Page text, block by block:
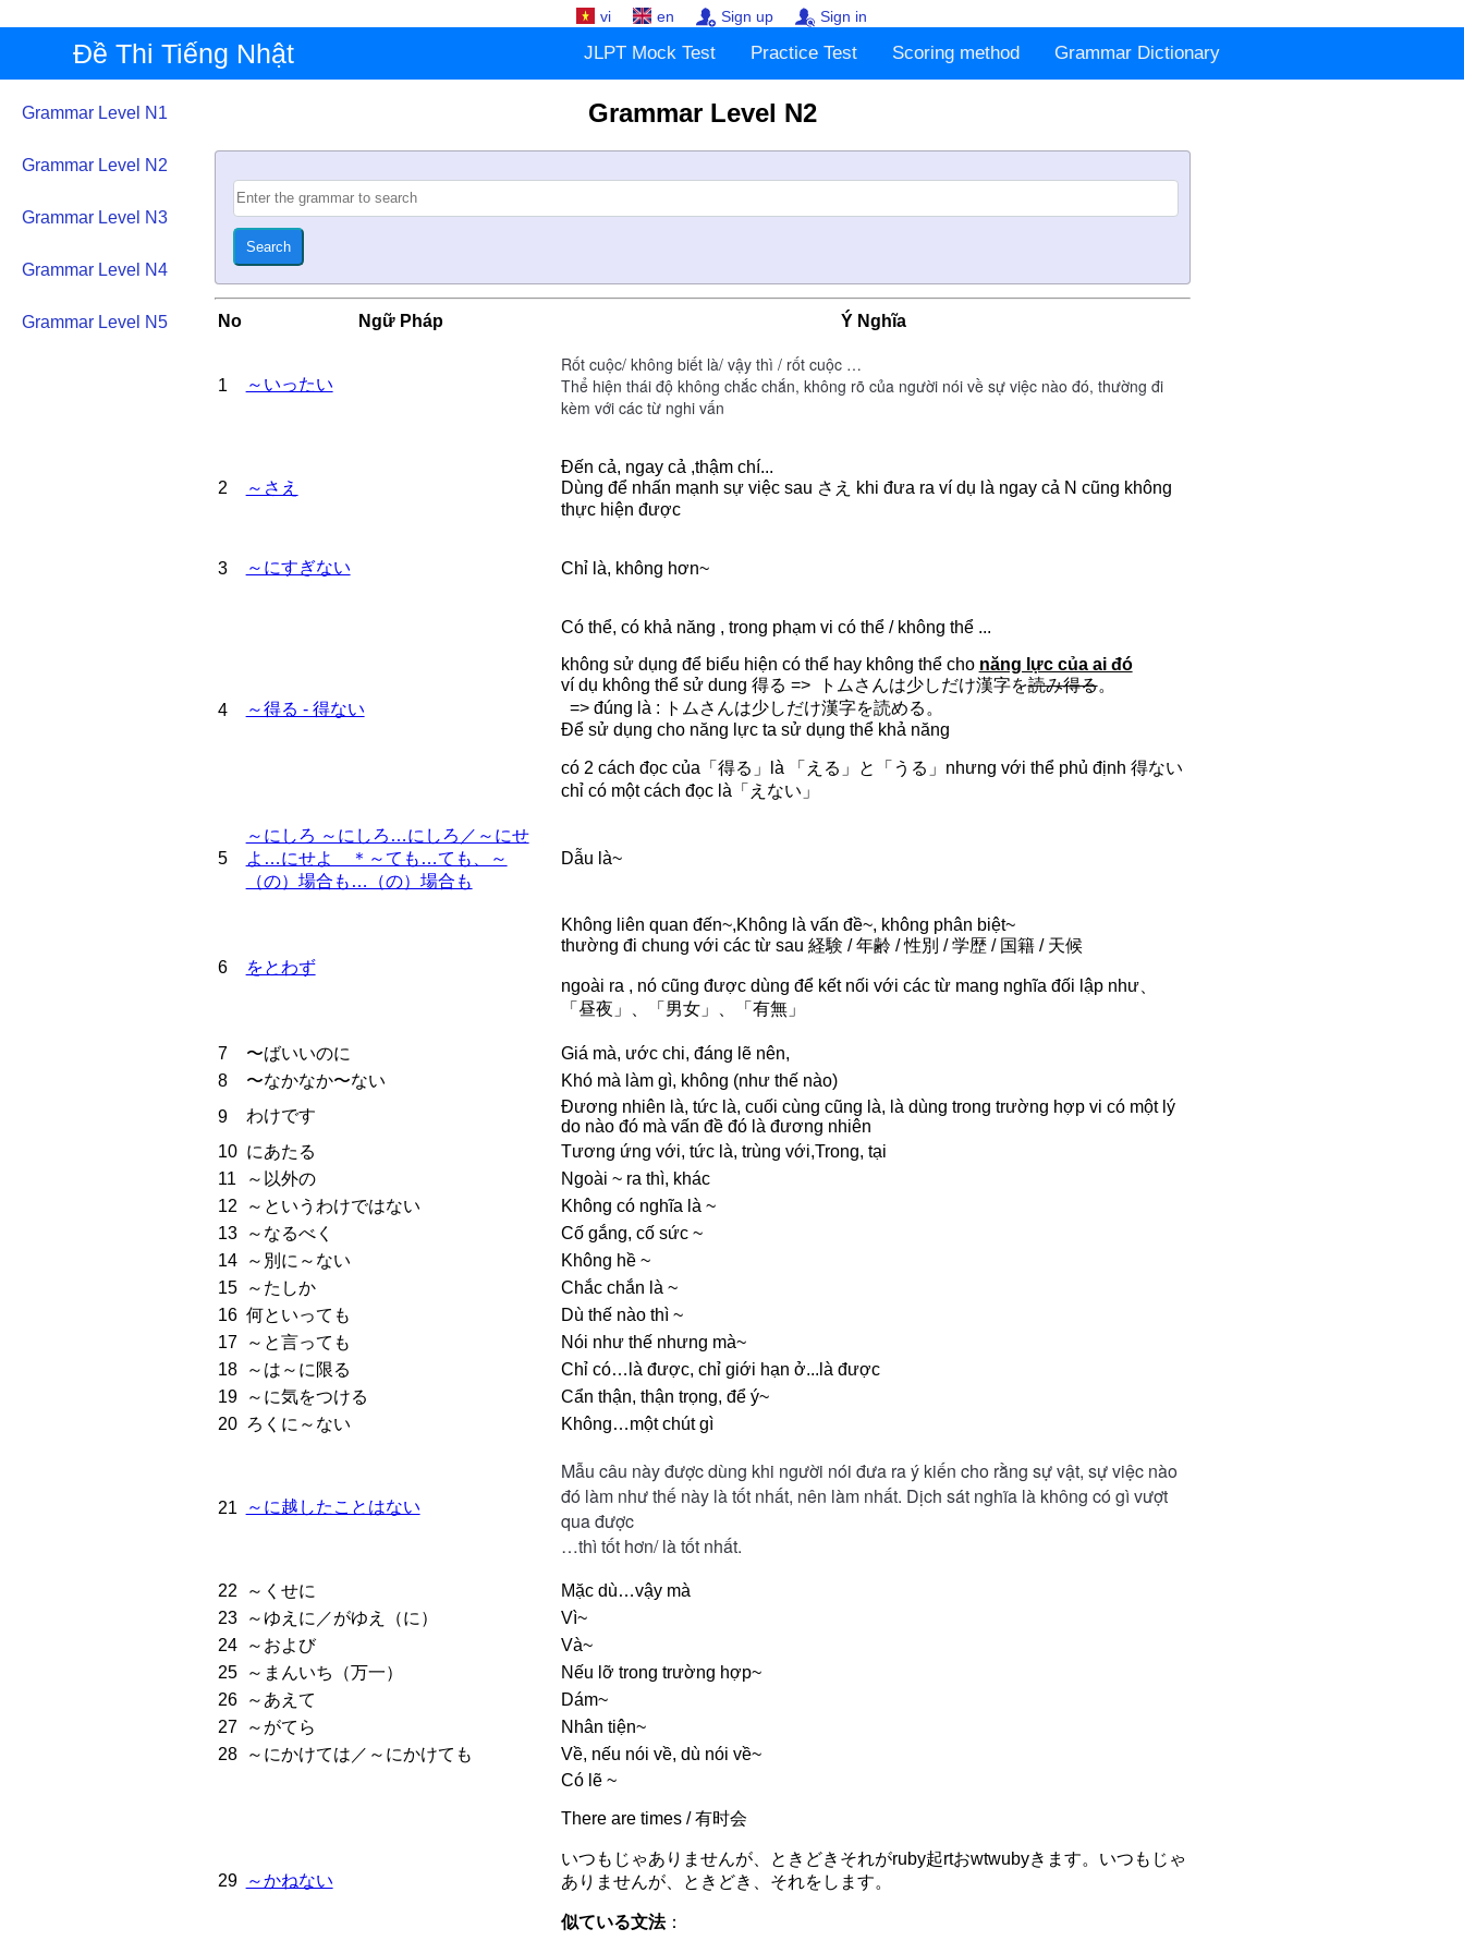
vi en Sign up Sign in
Đề Thi Tiếng Nhật JLPT Mock Test Practice Test Scoring method Grammar Dictionary
Grammar Level N1
Grammar Level N2
Grammar Level N3
Grammar Level N4
Grammar Level N5
Grammar Level N2
No Ngữ Pháp Ý Nghĩa
1 ～いったい
Rốt cuộc/ không biết là/ vậy thì / rốt cuộc …
Thể hiện thái độ không chắc chắn, không rõ của người nói về sự việc nào đó, thường đi
kèm với các từ nghi vấn
2 ～さえ
Đến cả, ngay cả ,thậm chí...
Dùng để nhấn mạnh sự việc sau さえ khi đưa ra ví dụ là ngay cả N cũng không
thực hiện được
3 ～にすぎない Chỉ là, không hơn~
4 ～得る - 得ない
Có thể, có khả năng , trong phạm vi có thể / không thể ...
không sử dụng để biểu hiện có thể hay không thể cho năng lực của ai đó
ví dụ không thể sử dung 得る => トムさんは少しだけ漢字を読み得る。
=> đúng là : トムさんは少しだけ漢字を読める。
Để sử dụng cho năng lực ta sử dụng thể khả năng
có 2 cách đọc của「得る」là 「える」と「うる」nhưng với thể phủ định 得ない
chỉ có một cách đọc là「えない」
5
～にしろ ～にしろ…にしろ／～にせ
よ…にせよ ＊～ても…ても、～
（の）場合も…（の）場合も
Dẫu là~
6 をとわず
Không liên quan đến~,Không là vấn đề~, không phân biệt~
thường đi chung với các từ sau 経験 / 年齢 / 性別 / 学歴 / 国籍 / 天候
ngoài ra , nó cũng được dùng để kết nối với các từ mang nghĩa đối lập như、
「昼夜」、「男女」、「有無」
7 〜ばいいのに
Giá mà, ước chi, đáng lẽ nên,
8
〜なかなか〜ない
Khó mà làm gì, không (như thế nào)
9
わけです
Đương nhiên là, tức là, cuối cùng cũng là, là dùng trong trường hợp vi có một lý
do nào đó mà vấn đề đó là đương nhiên
10 にあたる
Tương ứng với, tức là, trùng với,Trong, tại
11
～以外の
Ngoài ~ ra thì, khác
12
～というわけではない
Không có nghĩa là ~
13
～なるべく
Cố gắng, cố sức ~
14
～別に～ない
Không hề ~
15
～たしか
Chắc chắn là ~
16 何といっても
Dù thế nào thì ~
17
～と言っても
Nói như thế nhưng mà~
18
～は～に限る
Chỉ có…là được, chỉ giới hạn ở...là được
19
～に気をつける
Cẩn thận, thận trọng, để ý~
20 ろくに～ない Không…một chút gì
21 ～に越したことはない
Mẫu câu này được dùng khi người nói đưa ra ý kiến cho rằng sự vật, sự việc nào
đó làm như thế này là tốt nhất, nên làm nhất. Dịch sát nghĩa là không có gì vượt
qua được
…thì tốt hơn/ là tốt nhất.
22 ～くせに
Mặc dù…vậy mà
23
～ゆえに／がゆえ（に）
Vì~
24
～および
Và~
25
～まんいち（万一）
Nếu lỡ trong trường hợp~
26
～あえて
Dám~
27
～がてら
Nhân tiện~
28
～にかけては／～にかけても Về, nếu nói về, dù nói về~
29 ～かねない
Có lẽ ~
There are times / 有时会
いつもじゃありませんが、ときどきそれがruby起rtおwtwubyきます。いつもじゃ
ありませんが、ときどき、それをします。
似ている文法：